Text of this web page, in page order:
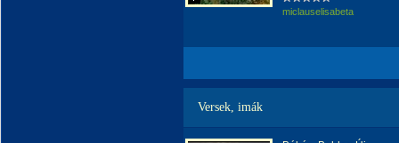
miclauselisabeta
Versek, imák